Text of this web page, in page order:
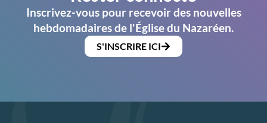
Inscrivez-vous pour recevoir des nouvelles
hebdomadaires de l'Église du Nazaréen.
S'INSCRIRE ICI